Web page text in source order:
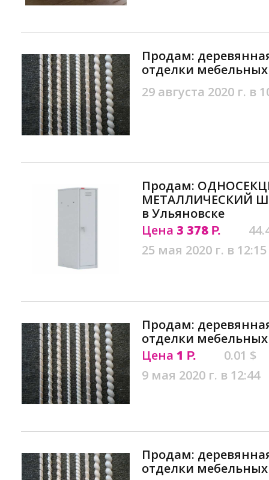
Продам:
отделки
29 августа 2020 г. в
Продам:
МЕТАЛЛИЧЕСКИЙ
в Ульяновске
Цена 3 378 Р.
25 мая 2020 г. в 12:15
Продам:
отделки
Цена 1 Р.
0.01 $
9 мая 2020 г. в 12:44
Продам:
отделки